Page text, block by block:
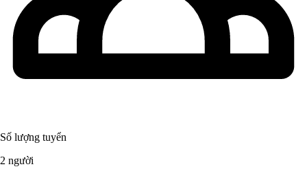
Số lượng tuyển
2 người